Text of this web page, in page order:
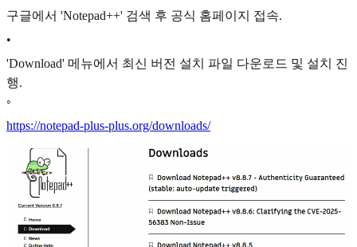
구글에서 'Notepad++' 검색 후 공식 홈페이지 접속.
•
'Download' 메뉴에서 최신 버전 설치 파일 다운로드 및 설치 진
행.
◦
https://notepad-plus-plus.org/downloads/